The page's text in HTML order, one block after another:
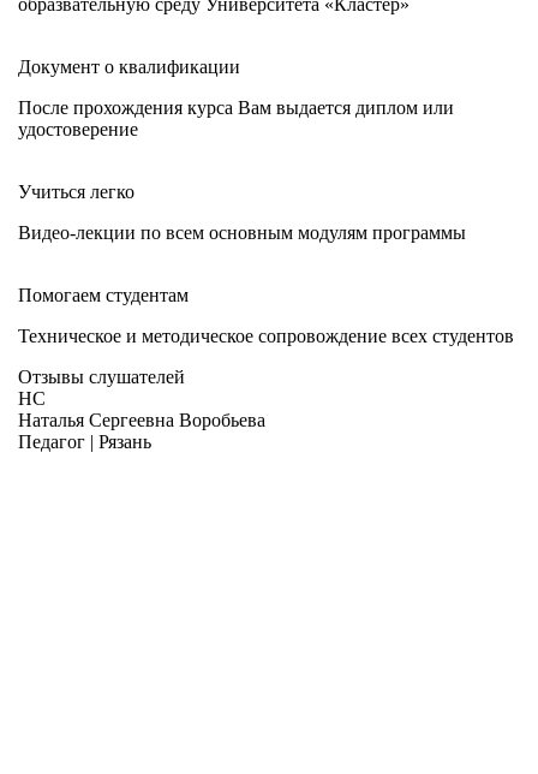
Документ о квалификации
После прохождения курса Вам выдается диплом или
удостоверение
Учиться легко
Видео-лекции по всем основным модулям программы
Помогаем студентам
Техническое и методическое сопровождение всех студентов
Отзывы слушателей
НС
Наталья Сергеевна Воробьева
Педагог | Рязань